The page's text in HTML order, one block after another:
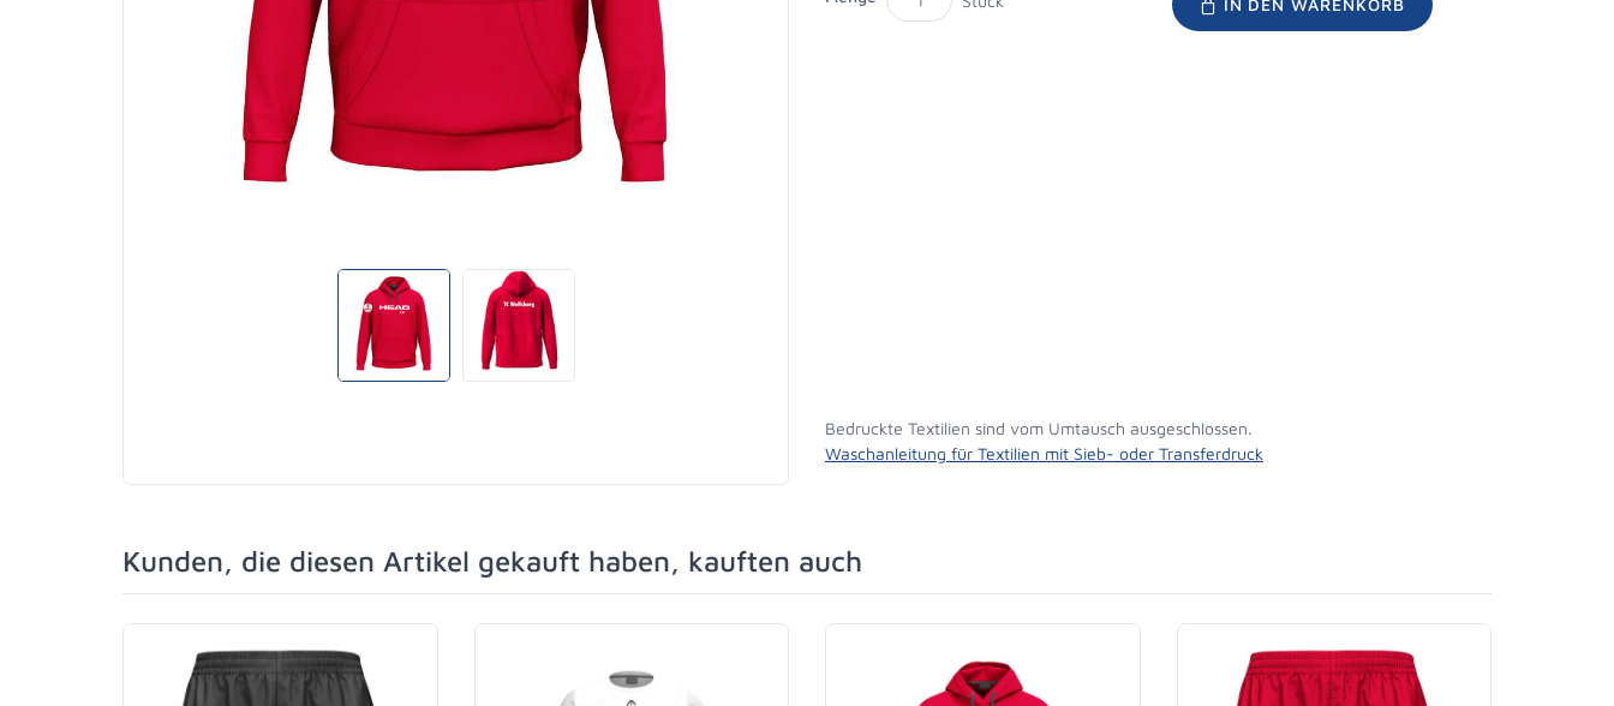
IN DEN WARENKORB
Bedruckte Textilien sind vom Umtausch ausgeschlossen.
Waschanleitung für Textilien mit Sieb- oder Transferdruck
Kunden, die diesen Artikel gekauft haben, kauften auch